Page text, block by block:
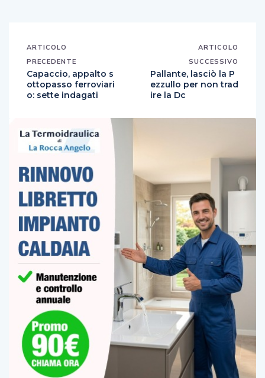
ARTICOLO
PRECEDENTE
Capaccio, appalto s
ottopasso ferroviari
o: sette indagati
ARTICOLO
SUCCESSIVO
Pallante, lasciò la P
ezzullo per non trad
ire la Dc